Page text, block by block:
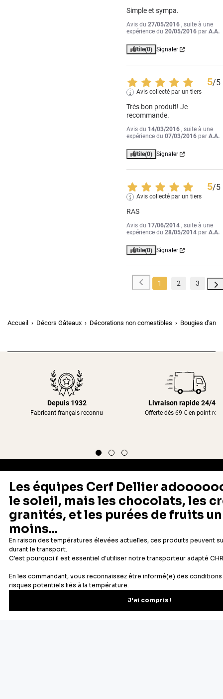
Simple et sympa.
Avis du27/05/2016 , suite à une
expérience du20/05/2016 parA.A.
Utile(0) Signaler
5/5
Avis collecté par un tiers
Très bon produit! Je
recommande.
Avis du 14/03/2016 , suite à une
expérience du07/03/2016 parA.A.
Utile(0) Signaler
5/5
Avis collecté par un tiers
RAS
Avis du 17/06/2014 , suite à une
expérience du28/05/2014 parA.A.
Utile(0) Signaler
1 2 3
Accueil Décors Gâteaux Décorations non comestibles Bougies
Depuis 1932
Fabricant français reconnu
Livraison rapide 24/48h
Offerte dès 69 € en point
Newsletter
Recevez les recettes, astuces et offres spéciales.
Vous pourrez vous désinscrire depuis votre espace client.